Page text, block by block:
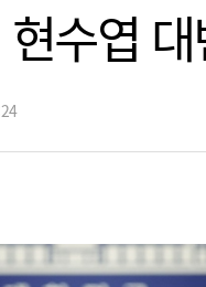
수엽